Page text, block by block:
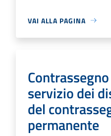
VAI ALLA PAGINA
servizio dei
del
permanente